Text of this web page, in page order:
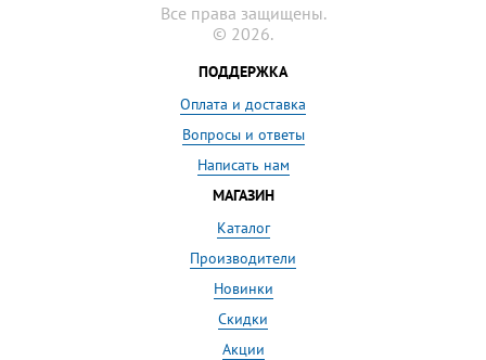
Все права защищены.
© 2026.
ПОДДЕРЖКА
Оплата и доставка
Вопросы и ответы
Написать нам
МАГАЗИН
Каталог
Производители
Новинки
Скидки
Акции